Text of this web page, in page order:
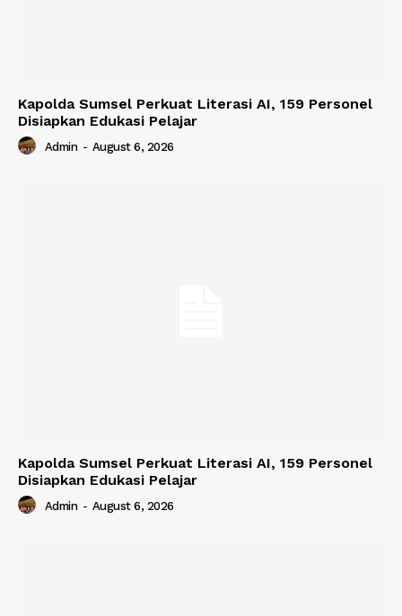
Kapolda Sumsel Perkuat Literasi AI, 159 Personel
Disiapkan Edukasi Pelajar
Admin - August 6, 2026
Kapolda Sumsel Perkuat Literasi AI, 159 Personel
Disiapkan Edukasi Pelajar
Admin - August 6, 2026